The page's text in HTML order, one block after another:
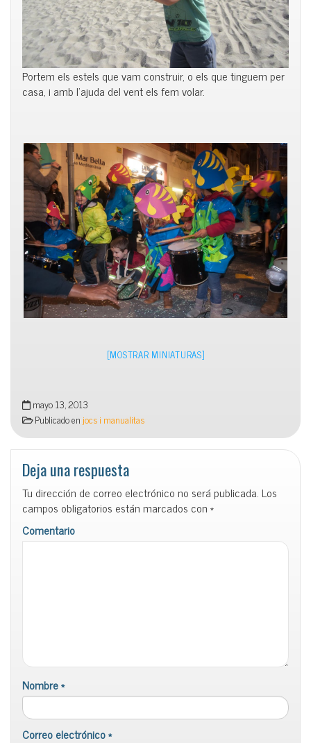
Portem els estels que vam construir, o els que tinguem per
casa, i amb l’ajuda del vent els fem volar.
[MOSTRAR MINIATURAS]
mayo 13, 2013
Publicado en jocs i manualitas
Deja una respuesta
Tu dirección de correo electrónico no será publicada. Los
campos obligatorios están marcados con*
Comentario
Nombre*
Correo electrónico*